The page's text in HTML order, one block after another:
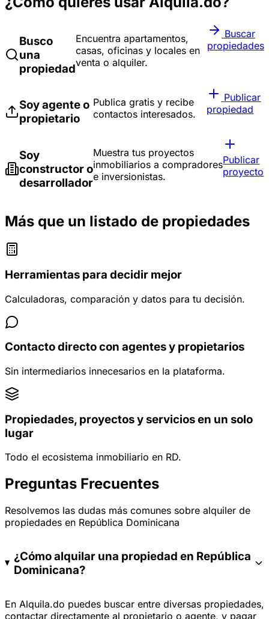
Busco
una
propiedad
Encuentra apartamentos,
casas, oficinas y locales en
venta o alquiler.
Buscar
propiedades
Soy agente o
propietario
Publica gratis y recibe
contactos interesados.
Publicar
propiedad
Soy
constructor o
desarrollador
Muestra tus proyectos
inmobiliarios a compradores
e inversionistas.
Publicar
proyecto
Más que un listado de propiedades
Herramientas para decidir mejor
Calculadoras, comparación y datos para tu decisión.
Contacto directo con agentes y propietarios
Sin intermediarios innecesarios en la plataforma.
Propiedades, proyectos y servicios en un solo
lugar
Todo el ecosistema inmobiliario en RD.
Preguntas Frecuentes
Resolvemos las dudas más comunes sobre alquiler de
propiedades en República Dominicana
¿Cómo alquilar una propiedad en República
Dominicana?
En Alquila.do puedes buscar entre diversas propiedades,
contactar directamente al propietario o agente, y pagar